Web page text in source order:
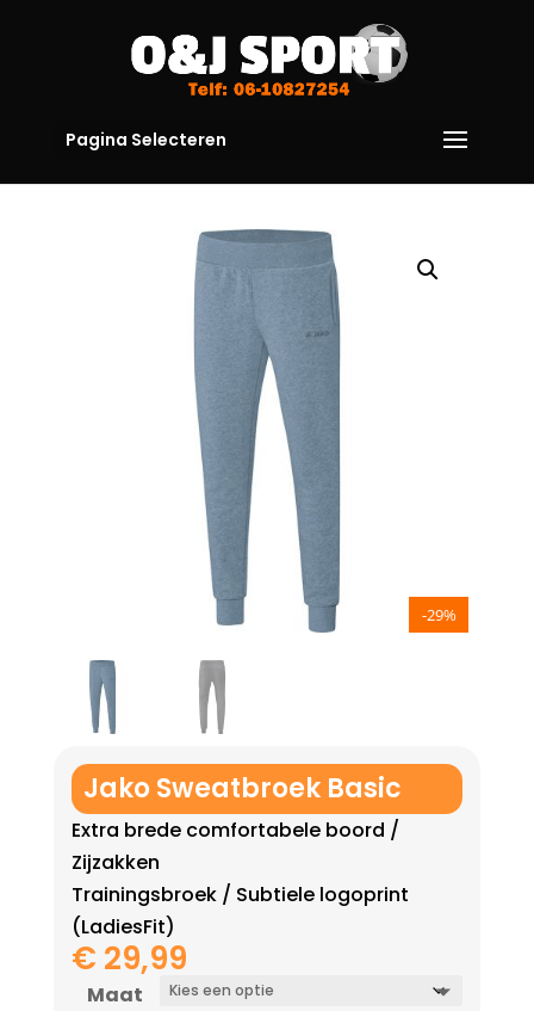
Pagina Selecteren
-29%
Jako Sweatbroek Basic
Extra brede comfortabele boord /
Zijzakken
Trainingsbroek / Subtiele logoprint
(LadiesFit)
€ 29,99
Maat